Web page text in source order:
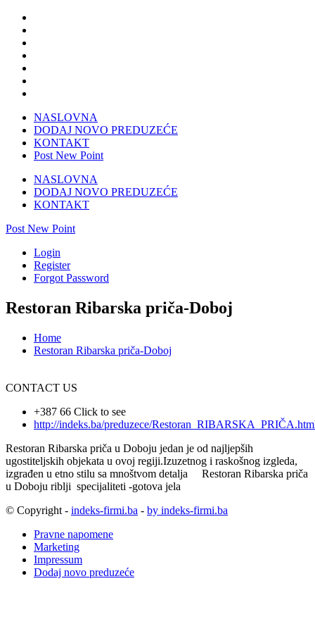
NASLOVNA
DODAJ NOVO PREDUZEĆE
KONTAKT
Post New Point
NASLOVNA
DODAJ NOVO PREDUZEĆE
KONTAKT
Post New Point
Login
Register
Forgot Password
Restoran Ribarska priča-Doboj
Home
Restoran Ribarska priča-Doboj
CONTACT US
+387 66 Click to see
http://indeks.ba/preduzece/
Restoran Ribarska priča u Doboju jedan je od najljepših
ugostiteljskih objekata u ovoj regiji.Izuzetnog i raskošnog izgleda,
izgrađen u etno stilu sa mnoštvom detalja Restoran Ribarska priča
u Doboju riblji specijaliteti -gotova jela
© Copyright - indeks-firmi.ba - by indeks-firmi.ba
Pravne napomene
Marketing
Impressum
Dodaj novo preduzeće